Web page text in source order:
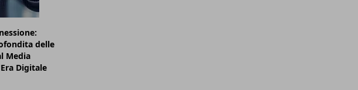
delle
Media
Digitale